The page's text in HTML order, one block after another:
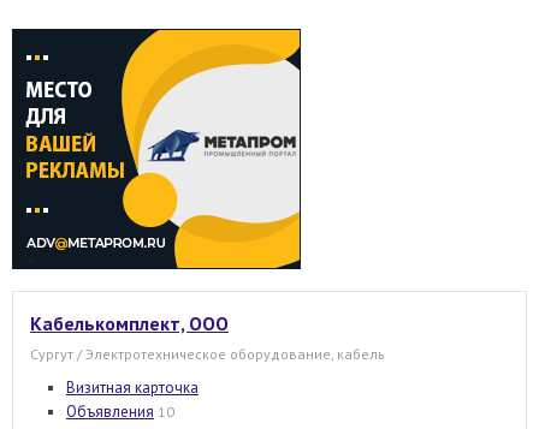
Кабелькомплект, ООО
Сургут / Электротехническое оборудование, кабель
Визитная карточка
Объявления 10